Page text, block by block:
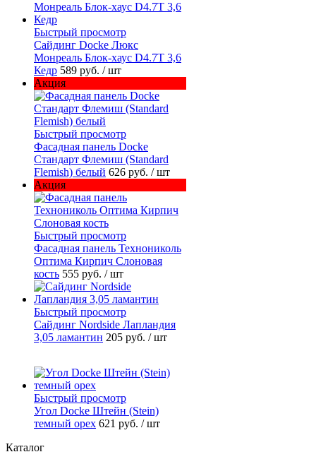
Быстрый просмотр
Сайдинг Docke Люкс
Монреаль Блок-хаус D4.7T 3,6
Кедр 589 руб. / шт
Акция
Быстрый просмотр
Фасадная панель Docke
Стандарт Флемиш (Standard
Flemish) белый 626 руб. / шт
Акция
Быстрый просмотр
Фасадная панель Технониколь
Оптима Кирпич Слоновая
кость 555 руб. / шт
Быстрый просмотр
Сайдинг Nordside Лапландия
3,05 ламантин 205 руб. / шт
Быстрый просмотр
Угол Docke Штейн (Stein)
темный орех 621 руб. / шт
Каталог